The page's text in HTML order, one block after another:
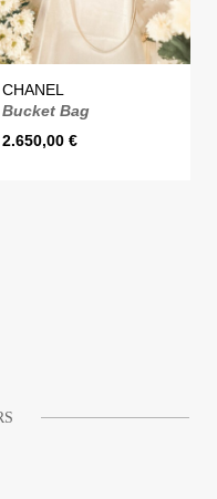
CHANEL
Bucket Bag
2.650,00€